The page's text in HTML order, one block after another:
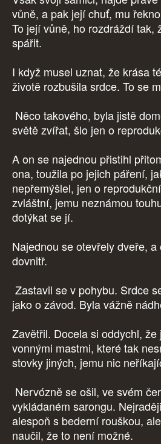
vůně, a pak její chuť, mu
To její vůně, ho rozdráždí tak,
spářit.
I když musel uznat, že krása
životě rozbušila srdce. To se
Něco takového, byla jistě
světě zvířat, šlo jen o
A on se najednou přistihl
ona, toužila po jejich páření,
nepřemýšlel, jen o
zvláštní, jemu neznámou
dotýkat se jí.
Najednou se otevřely dveře,
dovnitř.
Zastavil se v pohybu. Srdce
jako o závod. Byla vážně
Zavětřil. Docela si oddychl,
vonnými mastmi, které tak
stovky jiných, jemu nic
Nervózně se ošil, ve svém
vykládaném sarongu.
alespoň s bederní rouškou,
naučil, že to není možné.